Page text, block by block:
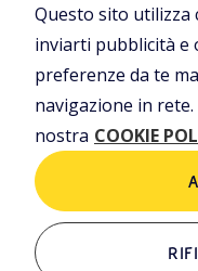
Sede Legale
Piazzale Enrico Mattei, 1
Sedi secondarie
Via Emilia, 1 e Piazza Ezio
Capitale sociale
€ 4.005.358.876,00 i.v.
Codice Fiscale
n. 00484960588
Questo sito utilizza
inviarti pubblicità e
preferenze da te
navigazione in
nostra COOKIE